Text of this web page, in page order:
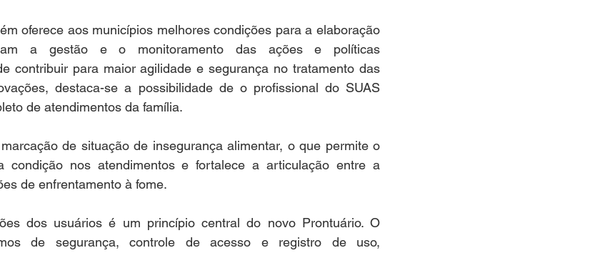
oferece aos municípios melhores condições para a elaboração
a gestão e o monitoramento das ações e políticas
contribuir para maior agilidade e segurança no tratamento das
destaca-se a possibilidade de o profissional do SUAS
de atendimentos da família.
de situação de insegurança alimentar, o que permite o
condição nos atendimentos e fortalece a articulação entre a
de enfrentamento à fome.
dos usuários é um princípio central do novo Prontuário. O
de segurança, controle de acesso e registro de uso,